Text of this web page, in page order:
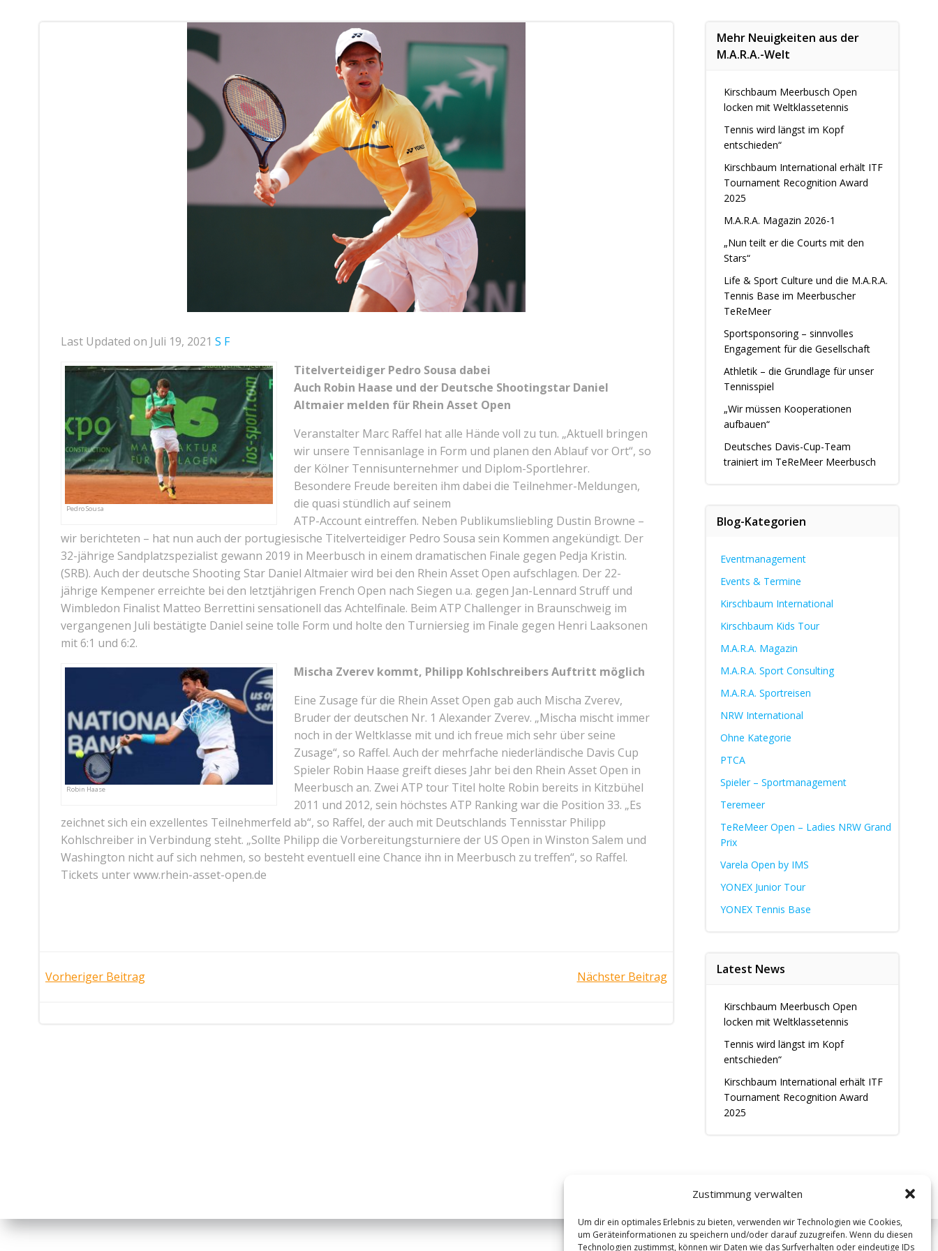
Zustimmung verwalten
Um dir ein optimales Erlebnis zu bieten, verwenden wir Technologien wie Cookies,
um Geräteinformationen zu speichern und/oder darauf zuzugreifen. Wenn du diesen
Technologien zustimmst, können wir Daten wie das Surfverhalten oder eindeutige IDs
Last Updated on Juli 19, 2021 S F
Pedro Sousa
Titelverteidiger Pedro Sousa dabei
Auch Robin Haase und der Deutsche Shootingstar Daniel
Altmaier melden für Rhein Asset Open
Veranstalter Marc Raffel hat alle Hände voll zu tun. „Aktuell bringen
wir unsere Tennisanlage in Form und planen den Ablauf vor Ort“, so
der Kölner Tennisunternehmer und Diplom-Sportlehrer.
Besondere Freude bereiten ihm dabei die Teilnehmer-Meldungen,
die quasi stündlich auf seinem
ATP-Account eintreffen. Neben Publikumsliebling Dustin Browne –
wir berichteten – hat nun auch der portugiesische Titelverteidiger Pedro Sousa sein Kommen angekündigt. Der
32-jährige Sandplatzspezialist gewann 2019 in Meerbusch in einem dramatischen Finale gegen Pedja Kristin.
(SRB). Auch der deutsche Shooting Star Daniel Altmaier wird bei den Rhein Asset Open aufschlagen. Der 22-
jährige Kempener erreichte bei den letztjährigen French Open nach Siegen u.a. gegen Jan-Lennard Struff und
Wimbledon Finalist Matteo Berrettini sensationell das Achtelfinale. Beim ATP Challenger in Braunschweig im
vergangenen Juli bestätigte Daniel seine tolle Form und holte den Turniersieg im Finale gegen Henri Laaksonen
mit 6:1 und 6:2.
Robin Haase
Mischa Zverev kommt, Philipp Kohlschreibers Auftritt möglich
Eine Zusage für die Rhein Asset Open gab auch Mischa Zverev,
Bruder der deutschen Nr. 1 Alexander Zverev. „Mischa mischt immer
noch in der Weltklasse mit und ich freue mich sehr über seine
Zusage“, so Raffel. Auch der mehrfache niederländische Davis Cup
Spieler Robin Haase greift dieses Jahr bei den Rhein Asset Open in
Meerbusch an. Zwei ATP tour Titel holte Robin bereits in Kitzbühel
2011 und 2012, sein höchstes ATP Ranking war die Position 33. „Es
zeichnet sich ein exzellentes Teilnehmerfeld ab“, so Raffel, der auch mit Deutschlands Tennisstar Philipp
Kohlschreiber in Verbindung steht. „Sollte Philipp die Vorbereitungsturniere der US Open in Winston Salem und
Washington nicht auf sich nehmen, so besteht eventuell eine Chance ihn in Meerbusch zu treffen“, so Raffel.
Tickets unter www.rhein-asset-open.de
Post
Vorheriger Beitrag Nächster Beitrag
Mehr Neuigkeiten aus der
M.A.R.A.-Welt
Kirschbaum Meerbusch Open
locken mit Weltklassetennis
Tennis wird längst im Kopf
entschieden“
Kirschbaum International erhält ITF
Tournament Recognition Award
2025
M.A.R.A. Magazin 2026-1
„Nun teilt er die Courts mit den
Stars“
Life & Sport Culture und die M.A.R.A.
Tennis Base im Meerbuscher
TeReMeer
Sportsponsoring – sinnvolles
Engagement für die Gesellschaft
Athletik – die Grundlage für unser
Tennisspiel
„Wir müssen Kooperationen
aufbauen“
Deutsches Davis-Cup-Team
trainiert im TeReMeer Meerbusch
Blog-Kategorien
Eventmanagement
Events & Termine
Kirschbaum International
Kirschbaum Kids Tour
M.A.R.A. Magazin
M.A.R.A. Sport Consulting
M.A.R.A. Sportreisen
NRW International
Ohne Kategorie
PTCA
Spieler – Sportmanagement
Teremeer
TeReMeer Open – Ladies NRW Grand
Prix
Varela Open by IMS
YONEX Junior Tour
YONEX Tennis Base
Latest News
Kirschbaum Meerbusch Open
locken mit Weltklassetennis
Tennis wird längst im Kopf
entschieden“
Kirschbaum International erhält ITF
Tournament Recognition Award
2025